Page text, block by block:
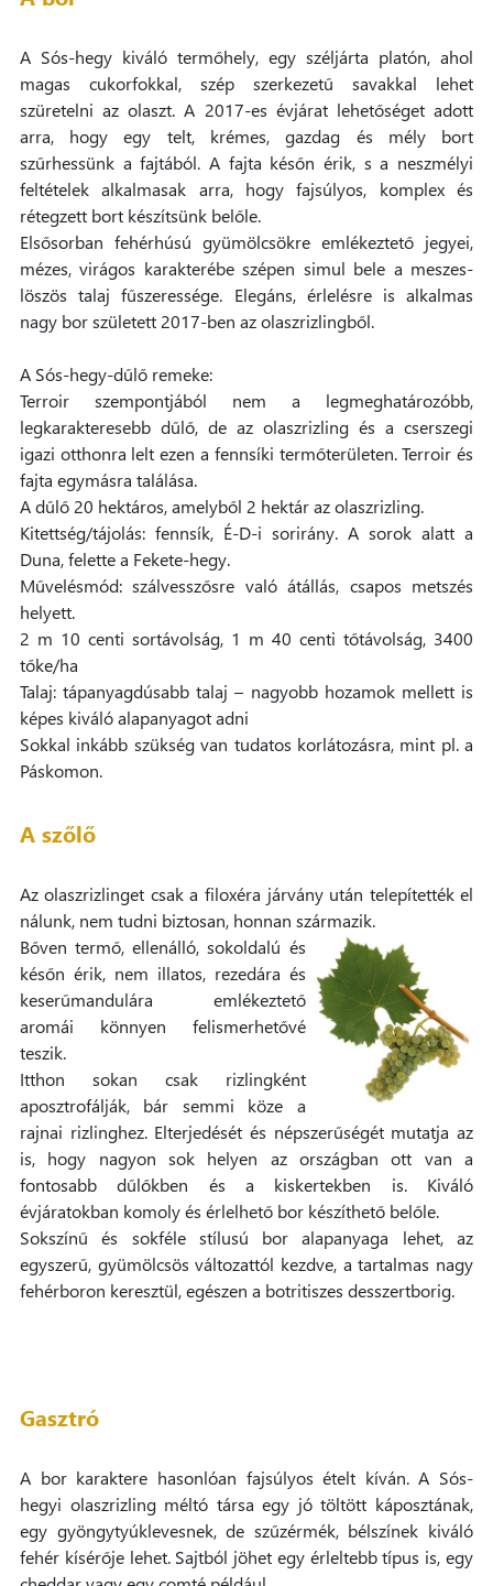
A Sós-hegy kiváló termőhely, egy széljárta platón, ahol
magas cukorfokkal, szép szerkezetű savakkal lehet
szüretelni az olaszt. A 2017-es évjárat lehetőséget adott
arra, hogy egy telt, krémes, gazdag és mély bort
szűrhessünk a fajtából. A fajta későn érik, s a neszmélyi
feltételek alkalmasak arra, hogy fajsúlyos, komplex és
rétegzett bort készítsünk belőle.
Elsősorban fehérhúsú gyümölcsökre emlékeztető jegyei,
mézes, virágos karakterébe szépen simul bele a meszes-
löszös talaj fűszeressége. Elegáns, érlelésre is alkalmas
nagy bor született 2017-ben az olaszrizlingből.
A Sós-hegy-dűlő remeke:
Terroir szempontjából nem a legmeghatározóbb,
legkarakteresebb dűlő, de az olaszrizling és a cserszegi
igazi otthonra lelt ezen a fennsíki termőterületen. Terroir és
fajta egymásra találása.
A dűlő 20 hektáros, amelyből 2 hektár az olaszrizling.
Kitettség/tájolás: fennsík, É-D-i sorirány. A sorok alatt a
Duna, felette a Fekete-hegy.
Művelésmód: szálvesszősre való átállás, csapos metszés
helyett.
2 m 10 centi sortávolság, 1 m 40 centi tőtávolság, 3400
tőke/ha
Talaj: tápanyagdúsabb talaj – nagyobb hozamok mellett is
képes kiváló alapanyagot adni
Sokkal inkább szükség van tudatos korlátozásra, mint pl. a
Páskomon.
A szőlő
Az olaszrizlinget csak a filoxéra járvány után telepítették el
nálunk, nem tudni biztosan, honnan származik.
Bőven termő, ellenálló, sokoldalú és
későn érik, nem illatos, rezedára és
keserűmandulára emlékeztető
aromái könnyen felismerhetővé
teszik.
Itthon sokan csak rizlingként
aposztrofálják, bár semmi köze a
rajnai rizlinghez. Elterjedését és népszerűségét mutatja az
is, hogy nagyon sok helyen az országban ott van a
fontosabb dűlőkben és a kiskertekben is. Kiváló
évjáratokban komoly és érlelhető bor készíthető belőle.
Sokszínű és sokféle stílusú bor alapanyaga lehet, az
egyszerű, gyümölcsös változattól kezdve, a tartalmas nagy
fehérboron keresztül, egészen a botritiszes desszertborig.
Gasztró
A bor karaktere hasonlóan fajsúlyos ételt kíván. A Sós-
hegyi olaszrizling méltó társa egy jó töltött káposztának,
egy gyöngytyúklevesnek, de szűzérmék, bélszínek kiváló
fehér kísérője lehet. Sajtból jöhet egy érleltebb típus is, egy